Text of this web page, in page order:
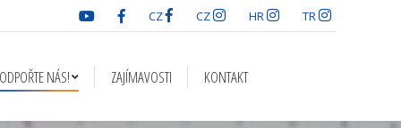
CZ CZ HR TR
NÁS! ZAJÍMAVOSTI KONTAKT
KONTAKT